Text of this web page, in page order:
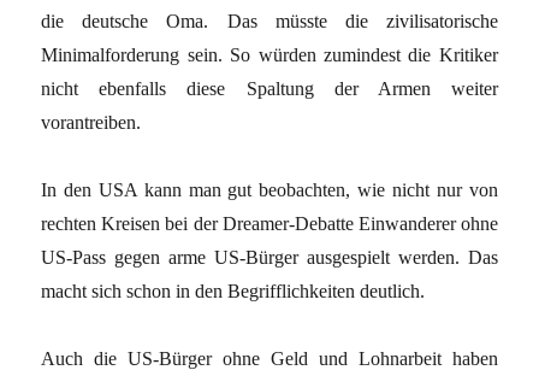
die deutsche Oma. Das müsste die zivilisatorische
Minimalforderung sein. So würden zumindest die Kritiker
nicht ebenfalls diese Spaltung der Armen weiter
vorantreiben.
In den USA kann man gut beobachten, wie nicht nur von
rechten Kreisen bei der Dreamer-Debatte Einwanderer ohne
US-Pass gegen arme US-Bürger ausgespielt werden. Das
macht sich schon in den Begrifflichkeiten deutlich.
Auch die US-Bürger ohne Geld und Lohnarbeit haben